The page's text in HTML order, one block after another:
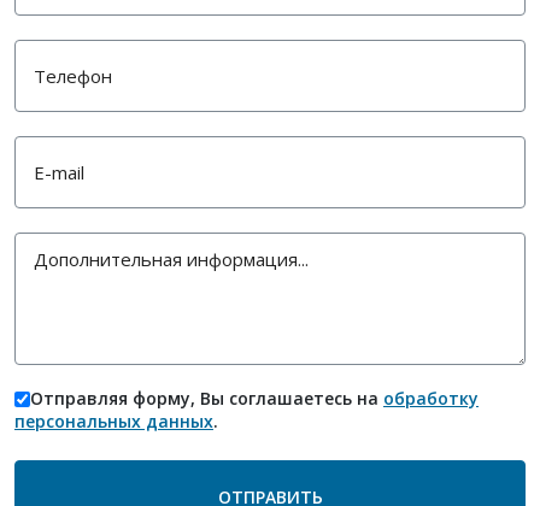
Отправляя форму, Вы соглашаетесь на обработку
персональных данных.